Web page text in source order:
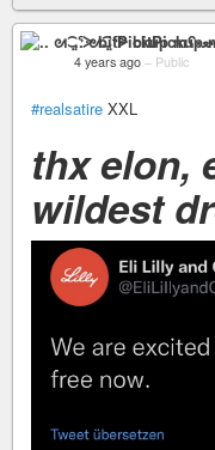
4 years ago – Public
#realsatire XXL
thx elon,
wildest